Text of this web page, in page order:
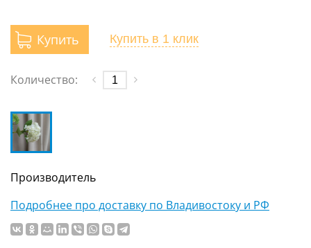
Купить Купить в 1 клик
Количество:
Производитель
Подробнее про доставку по Владивостоку и РФ